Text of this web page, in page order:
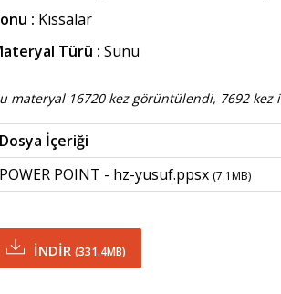
: Kıssalar
Türü : Sunu
materyal 16720 kez görüntülendi, 7692 kez
Dosya İçeriği
POWER POINT - hz-yusuf.ppsx (7.1MB)
İNDİR (331.4MB)